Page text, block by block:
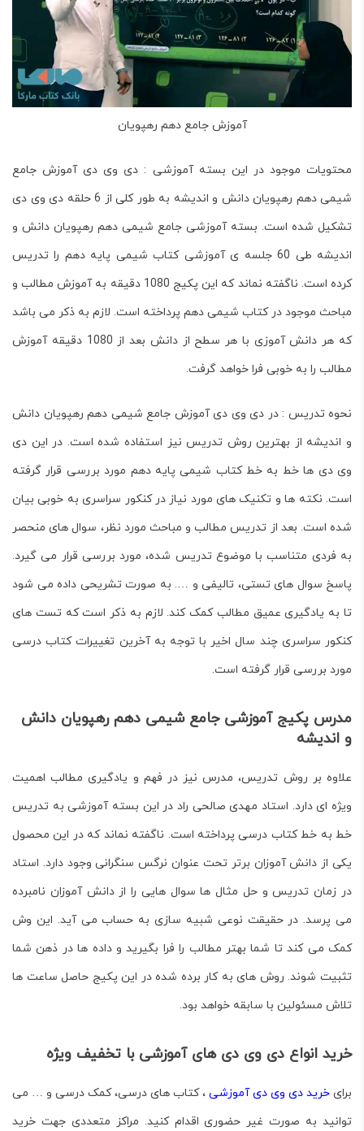
آموزش جامع دهم رهپویان
محتویات موجود در این بسته آموزشی : دی وی دی آموزش جامع
شیمی دهم رهپویان دانش و اندیشه به طور کلی از 6 حلقه دی وی دی
تشکیل شده است. بسته آموزشی جامع شیمی دهم رهپویان دانش و
اندیشه طی 60 جلسه ی آموزشی کتاب شیمی پایه دهم را تدریس
کرده است. ناگفته نماند که این پکیج 1080 دقیقه به آموزش مطالب و
مباحث موجود در کتاب شیمی دهم پرداخته است. لازم به ذکر می باشد
که هر دانش آموزی با هر سطح از دانش بعد از 1080 دقیقه آموزش
مطالب را به خوبی فرا خواهد گرفت.
نحوه تدریس : در دی وی دی آموزش جامع شیمی دهم رهپویان دانش
و اندیشه از بهترین روش تدریس نیز استفاده شده است. در این دی
وی دی ها خط به خط کتاب شیمی پایه دهم مورد بررسی قرار گرفته
است. نکته ها و تکنیک های مورد نیاز در کنکور سراسری به خوبی بیان
شده است. بعد از تدریس مطالب و مباحث مورد نظر، سوال های منحصر
به فردی متناسب با موضوع تدریس شده، مورد بررسی قرار می گیرد.
پاسخ سوال های تستی، تالیفی و …. به صورت تشریحی داده می شود
تا به یادگیری عمیق مطالب کمک کند. لازم به ذکر است که تست های
کنکور سراسری چند سال اخیر با توجه به آخرین تغییرات کتاب درسی
مورد بررسی قرار گرفته است.
مدرس پکیج آموزشی جامع شیمی دهم رهپویان دانش
و اندیشه
علاوه بر روش تدریس، مدرس نیز در فهم و یادگیری مطالب اهمیت
ویژه ای دارد. استاد مهدی صالحی راد در این بسته آموزشی به تدریس
خط به خط کتاب درسی پرداخته است. ناگفته نماند که در این محصول
یکی از دانش آموزان برتر تحت عنوان نرگس سنگرانی وجود دارد. استاد
در زمان تدریس و حل مثال ها سوال هایی را از دانش آموزان نامبرده
می پرسد. در حقیقت نوعی شبیه سازی به حساب می آید. این وش
کمک می کند تا شما بهتر مطالب را فرا بگیرید و داده ها در ذهن شما
تثبیت شوند. روش های به کار برده شده در این پکیج حاصل ساعت ها
تلاش مسئولین با سابقه خواهد بود.
خرید انواع دی وی دی های آموزشی با تخفیف ویژه
برای خرید دی وی دی آموزشی ، کتاب های درسی، کمک درسی و … می
توانید به صورت غیر حضوری اقدام کنید. مراکز متعددی جهت خرید